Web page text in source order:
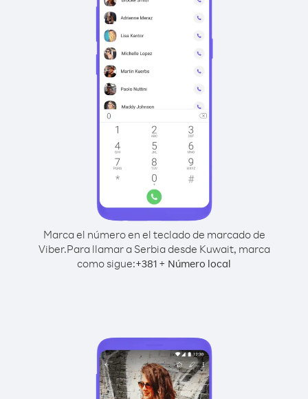
Marca el número en el teclado de marcado de
Viber.Para llamar a Serbia desde Kuwait, marca
como sigue:+381 + Número local